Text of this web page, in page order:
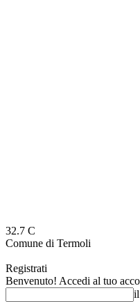
32.7 C
Comune di Termoli
Registrati
Benvenuto! Accedi al tuo
il